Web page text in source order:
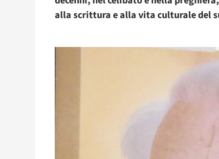
alla scrittura e alla vita culturale del